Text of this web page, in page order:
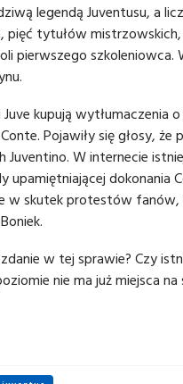
legendą Juventusu, a
pięć tytułów
pierwszego szkoleniowca.
kupują
Pojawiły się głosy,
Juventino. W internecie
upamiętniającej dokonania
w skutek protestów
w tej sprawie? Czy
nie ma już miejsca